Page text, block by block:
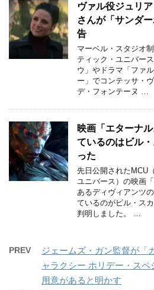
ヴァル役ジュリ
さんが「サンダ
告
マーベル・スタジオ
ティック・ユニバー
ウ」やドラマ「ファ
ー」でコンテッサ・
デ・フォンテーヌ …
映画「エターナ
ているのはビル
った
先日公開されたMCU
ユニバース）の映画
あるディヴィアンツ
ているのがビル・ス
判明しました。 …
PREV
ジェームズ・ガン監督が「
ャラクシー ホリデー・ス
用意があると明かす